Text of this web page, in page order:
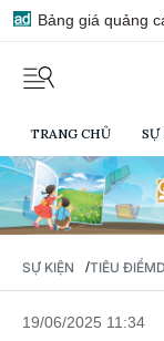
Bảng giá quảng
TRANG CHỦ SỰ
SỰ KIỆN /TIÊU ĐIỂM
19/06/2025 11:34